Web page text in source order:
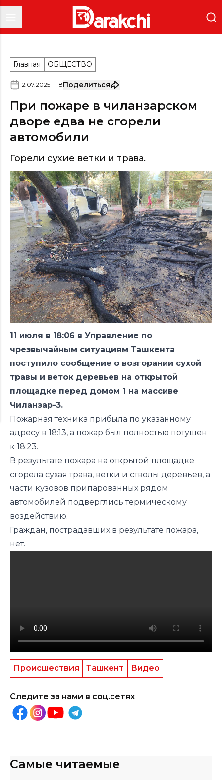
Главная ОБЩЕСТВО
12.07.2025 11:18Поделиться
При пожаре в чиланзарском
дворе едва не сгорели
автомобили
Горели сухие ветки и трава.
11 июля в 18:06 в Управление по
чрезвычайным ситуациям Ташкента
поступило сообщение о возгорании сухой
травы и веток деревьев на открытой
площадке перед домом 1 на массиве
Чиланзар-3.
Пожарная техника прибыла по указанному
адресу в 18:13, а пожар был полностью потушен
к 18:23.
В результате пожара на открытой площадке
сгорела сухая трава, ветки и стволы деревьев, а
части кузовов припарованных рядом
автомобилей подверглись термическому
воздействию.
Граждан, пострадавших в результате пожара,
нет.
Происшествия Ташкент Видео
Следите за нами в соц.сетях
Самые читаемые